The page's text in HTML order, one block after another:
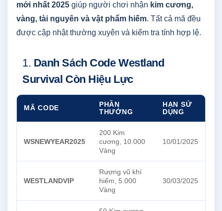
mới nhất 2025 giúp người chơi nhận kim cương,
vàng, tài nguyên và vật phẩm hiếm. Tất cả mã đều
được cập nhật thường xuyên và kiểm tra tính hợp lệ.
1. Danh Sách Code Westland
Survival Còn Hiệu Lực
MÃ CODE
PHẦN
THƯỞNG
HẠN SỬ
DỤNG
WSNEWYEAR2025
200 Kim
cương, 10.000
Vàng
10/01/2025
WESTLANDVIP
Rương vũ khí
hiếm, 5.000
Vàng
30/03/2025